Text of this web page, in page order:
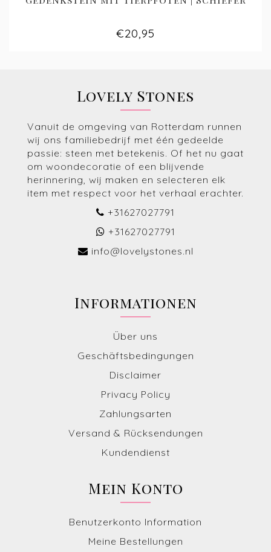
€20,95
Lovely Stones
Vanuit de omgeving van Rotterdam runnen
wij ons familiebedrijf met één gedeelde
passie: steen met betekenis. Of het nu gaat
om woondecoratie of een blijvende
herinnering, wij maken en selecteren elk
item met respect voor het verhaal erachter.
+31627027791
+31627027791
info@lovelystones.nl
Informationen
Über uns
Geschäftsbedingungen
Disclaimer
Privacy Policy
Zahlungsarten
Versand & Rücksendungen
Kundendienst
Mein Konto
Benutzerkonto Information
Meine Bestellungen